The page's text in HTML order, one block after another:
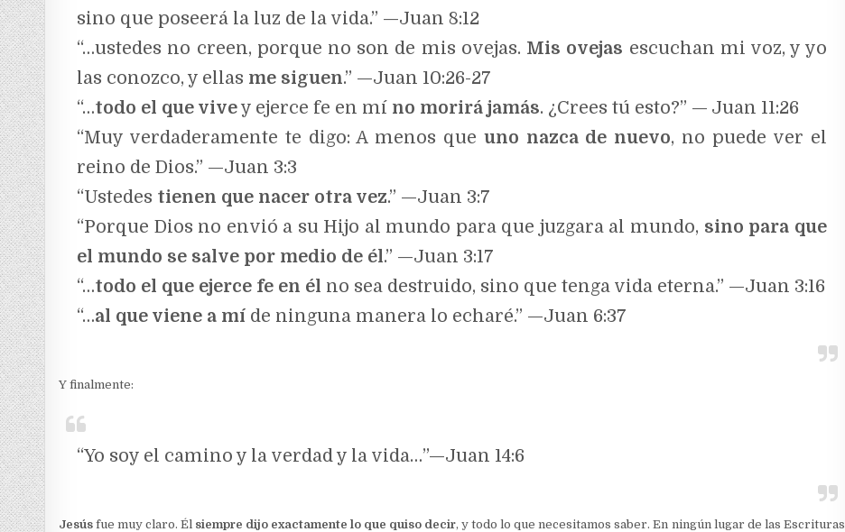
sino que poseerá la luz de la vida.” —Juan 8:12
“…ustedes no creen, porque no son de mis ovejas. Mis ovejas escuchan mi voz, y yo
las conozco, y ellas me siguen.” —Juan 10:26-27
“…todo el que vivey ejerce fe en mí no morirá jamás. ¿Crees tú esto?” — Juan 11:26
“Muy verdaderamente te digo: A menos que uno nazca de nuevo, no puede ver el
reino de Dios.” —Juan 3:3
“Ustedes tienen que nacer otra vez.” —Juan 3:7
“Porque Dios no envió a su Hijo al mundo para que juzgara al mundo, sino para que
el mundo se salve por medio de él.” —Juan 3:17
“…todo el que ejerce fe en él no sea destruido, sino que tenga vida eterna.” —Juan 3:16
“…al que viene a mí de ninguna manera lo echaré.” —Juan 6:37
Y finalmente:
“Yo soy el camino y la verdad y la vida…”—Juan 14:6
Jesúsfue muy claro. Él siempre dijo exactamente lo que quiso decir, y todo lo que necesitamos saber. En ningún lugar de las Escrituras